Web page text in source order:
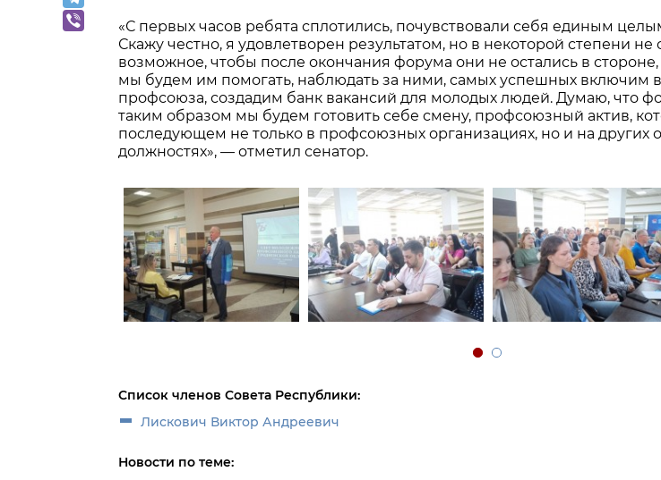
«С первых часов ребята сплотились, почувствовали себя единым
Скажу честно, я удовлетворен результатом, но в некоторой степени
возможное, чтобы после окончания форума они не остались в
мы будем им помогать, наблюдать за ними, самых успешных включим
профсоюза, создадим банк вакансий для молодых людей. Думаю, что
таким образом мы будем готовить себе смену, профсоюзный актив,
последующем не только в профсоюзных организациях, но и на других
должностях», — отметил сенатор.
Список членов Совета Республики:
Лискович Виктор Андреевич
Новости по теме: